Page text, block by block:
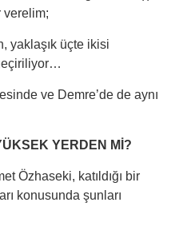
verelim;
yaklaşık üçte ikisi
ve Demre’de de aynı
YERDEN Mİ?
Özhaseki, katıldığı bir
konusunda şunları